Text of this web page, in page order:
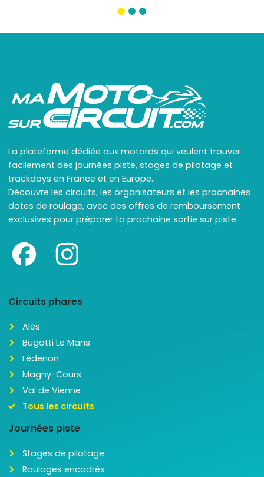
La plateforme dédiée aux motards qui veulent trouver
facilement des journées piste, stages de pilotage et
trackdays en France et en Europe.
Découvre les circuits, les organisateurs et les prochaines
dates de roulage, avec des offres de remboursement
exclusives pour préparer ta prochaine sortie sur piste.
Circuits phares
Alès
Bugatti Le Mans
Lédenon
Magny-Cours
Val de Vienne
Tous les circuits
Journées piste
Stages de pilotage
Roulages encadrés